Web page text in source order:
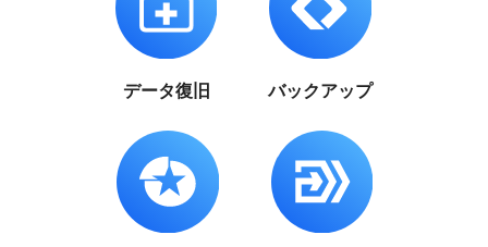
データ復旧 バックアップ